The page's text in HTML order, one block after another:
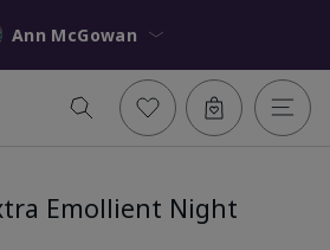
Ann McGowan
Emollient Night